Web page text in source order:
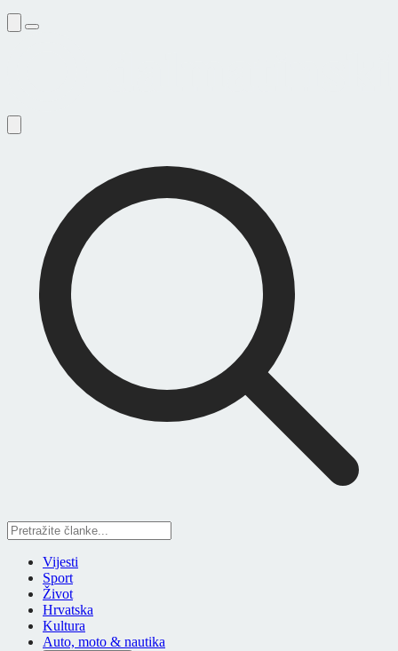
Vijesti
Sport
Život
Hrvatska
Kultura
Auto, moto & nautika